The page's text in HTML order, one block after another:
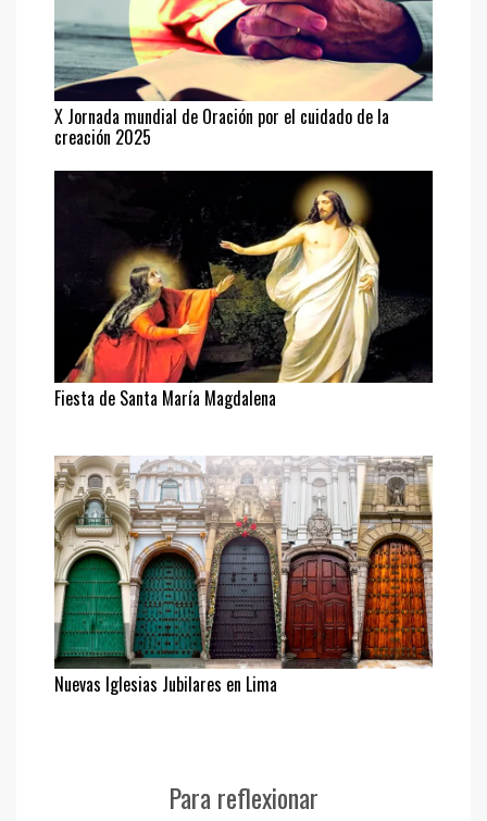
X Jornada mundial de Oración por el cuidado de la
creación 2025
Fiesta de Santa María Magdalena
Nuevas Iglesias Jubilares en Lima
Para reflexionar